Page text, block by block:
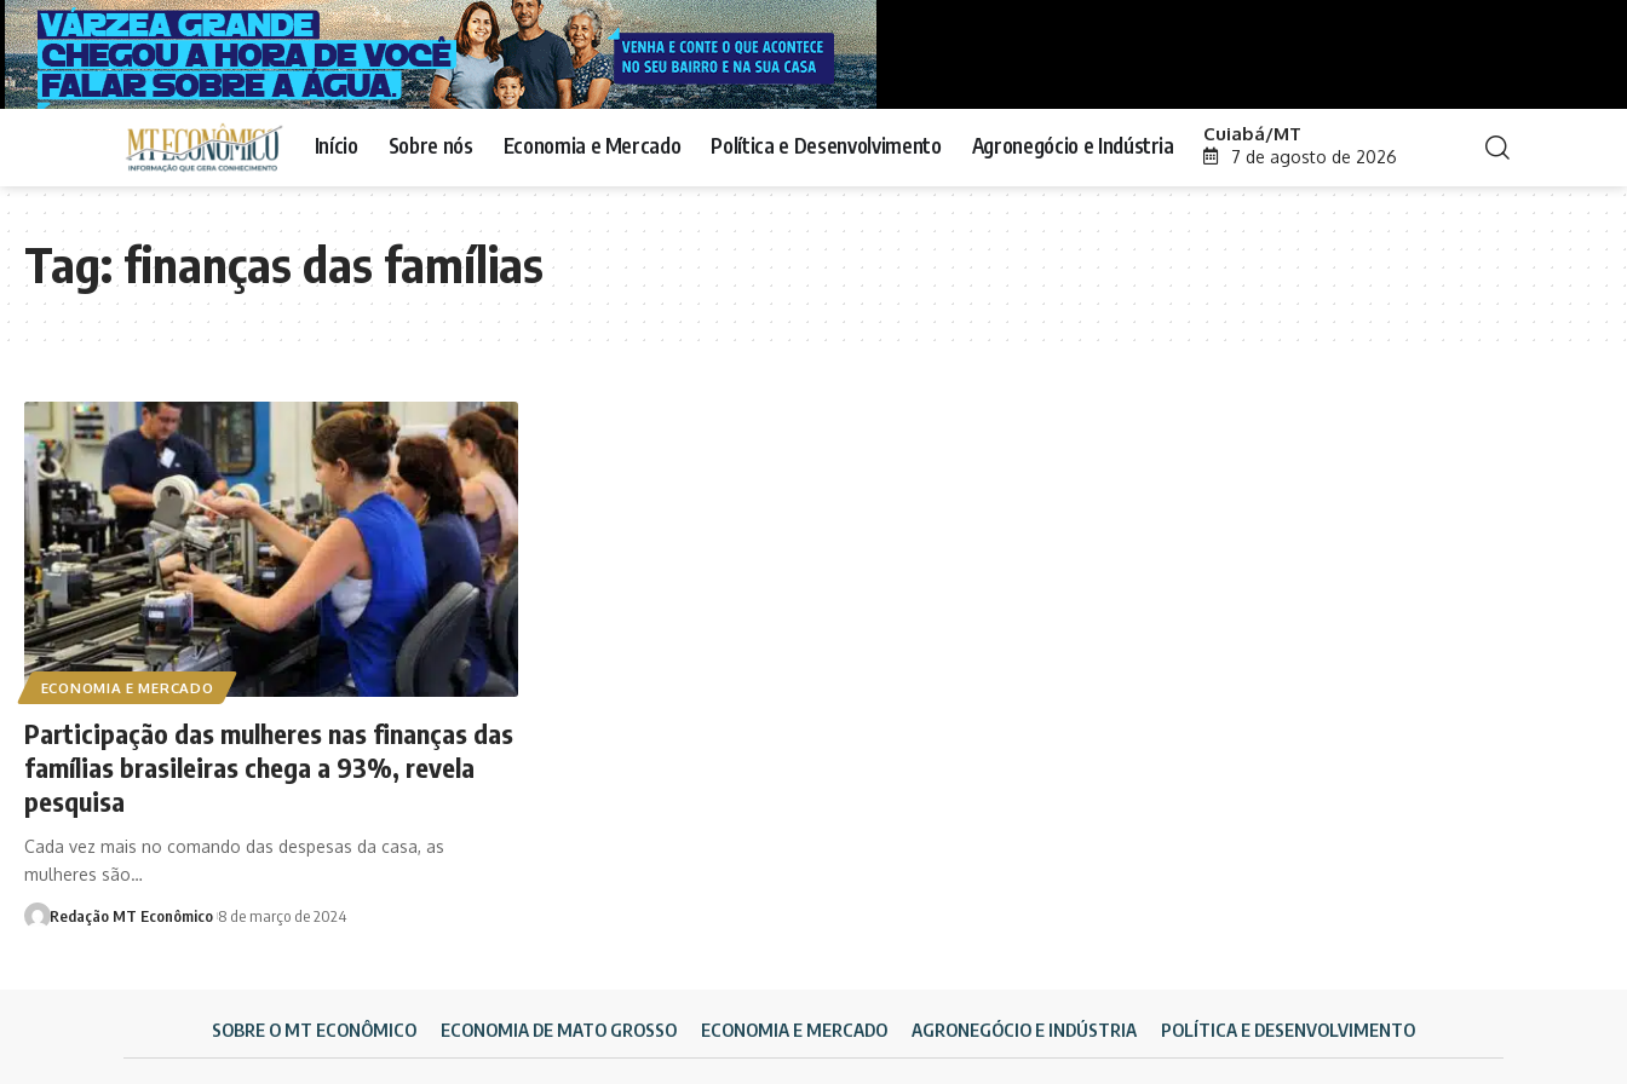
Início Sobre nós Economia e Mercado Política e Desenvolvimento Agronegócio e Indústria Cuiabá/MT
7 de agosto de 2026
Tag:finanças das famílias
ECONOMIA E MERCADO
Participação das mulheres nas finanças das
famílias brasileiras chega a 93%, revela
pesquisa
Cada vez mais no comando das despesas da casa, as
mulheres são…
Redação MT Econômico 8 de março de 2024
SOBRE O MT ECONÔMICO ECONOMIA DE MATO GROSSO ECONOMIA E MERCADO AGRONEGÓCIO E INDÚSTRIA POLÍTICA E DESENVOLVIMENTO